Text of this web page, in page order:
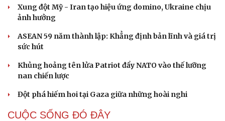
Xung đột Mỹ - Iran tạo hiệu ứng domino, Ukraine chịu
ảnh hưởng
ASEAN 59 năm thành lập: Khẳng định bản lĩnh và giá trị
sức hút
Khủng hoảng tên lửa Patriot đẩy NATO vào thế lưỡng
nan chiến lược
Đột phá hiếm hoi tại Gaza giữa những hoài nghi
CUỘC SỐNG ĐÓ ĐÂY